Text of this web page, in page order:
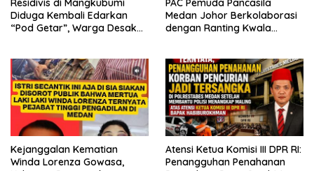
Residivis di Mangkubumi
Diduga Kembali Edarkan
“Pod Getar”, Warga Desak
PAC Pemuda Pancasila
Medan Johor Berkolaborasi
dengan Ranting Kwala
Jemaah dan Pengguna Jalan
Kejanggalan Kematian
Winda Lorenza Gowasa,
Atensi Ketua Komisi III DPR RI:
Penangguhan Penahanan